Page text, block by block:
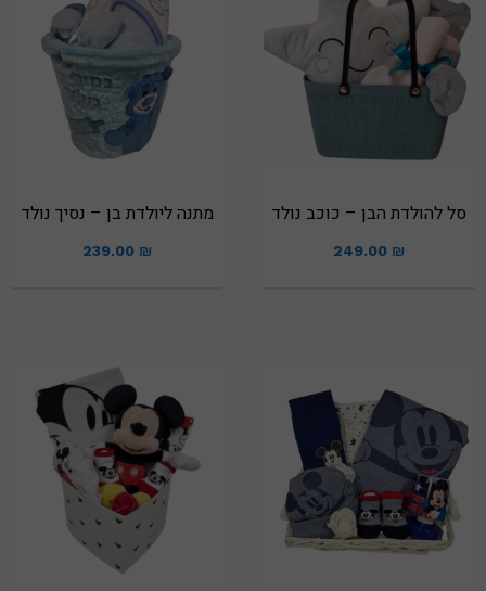
סל להולדת הבן – כוכב נולד
249.00 ₪
מתנה ליולדת בן – נסיך נולד
239.00 ₪